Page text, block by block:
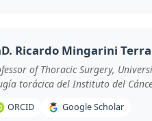
Ricardo Mingarini Terra
of Thoracic Surgery,
torácica del Instituto del
ORCID Google Scholar